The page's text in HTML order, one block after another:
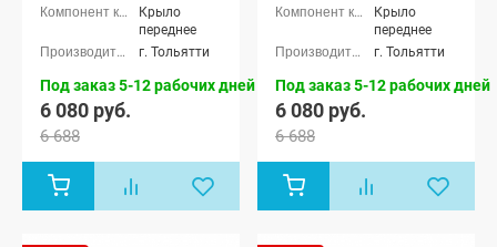
Крыло
переднее
г. Тольятти
Под заказ 5-12 рабочих дней
6 080 руб.
6 688
Крыло
переднее
г. Тольятти
Под заказ 5-12 рабочих дней
6 080 руб.
6 688